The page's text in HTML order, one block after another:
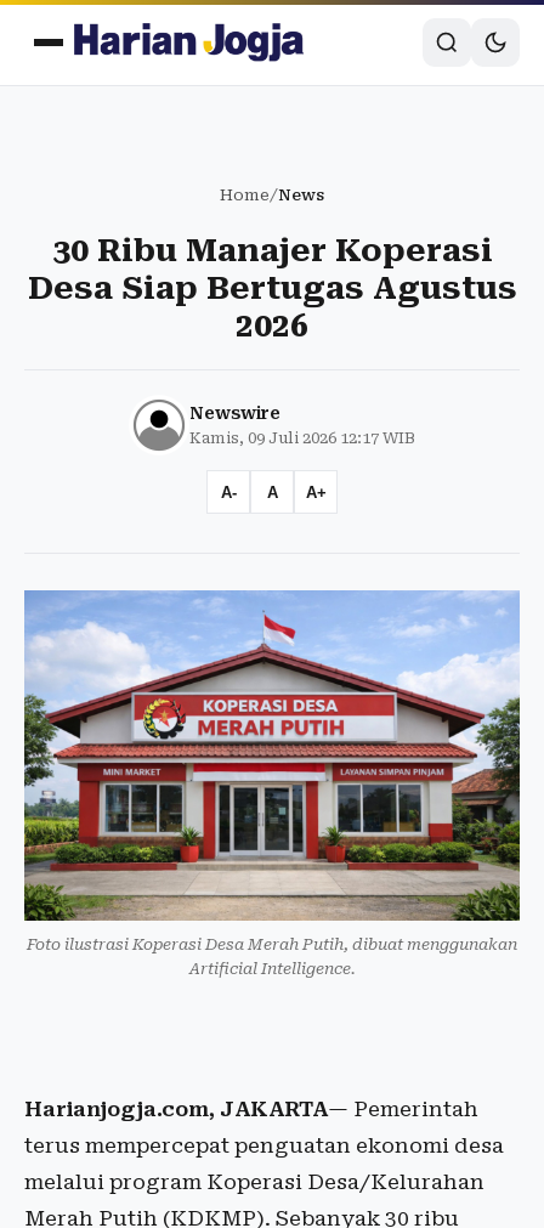
Home/News
30 Ribu Manajer Koperasi
Desa Siap Bertugas Agustus
2026
Newswire
Kamis, 09 Juli 2026 12:17 WIB
A- A A+
Foto ilustrasi Koperasi Desa Merah Putih, dibuat menggunakan
Artificial Intelligence.
Harianjogja.com, JAKARTA— Pemerintah
terus mempercepat penguatan ekonomi desa
melalui program Koperasi Desa/Kelurahan
Merah Putih (KDKMP). Sebanyak 30 ribu